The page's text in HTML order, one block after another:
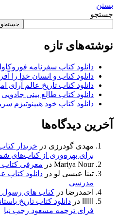
بستن
جستجو
جستجو
نوشته‌های تازه
دانلود کتاب سفرنامه فوروکاوا
دانلود کتاب و انسان خدا را
دانلود کتاب تاریخ عالم آرای
دانلود کتاب طالع بینی جادویی
دانلود کتاب خود هیپنوتیزم
آخرین دیدگاه‌ها
مهدی گودرزی در خریدار
برای بهره‌وری از کتاب‌های
Mariya Nour در معرفی
تینا عیسی لو در دانلود کتاب
مدرسی
احمدرضا در کتاب های رسول
در دانلود کتاب تاریخ
فرای ترجمه مسعود رجب نیا